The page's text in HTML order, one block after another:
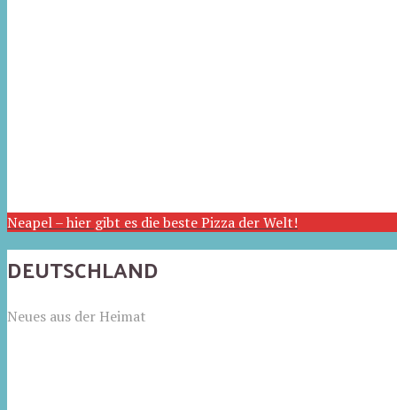
Neapel – hier gibt es die beste Pizza der Welt!
DEUTSCHLAND
Neues aus der Heimat